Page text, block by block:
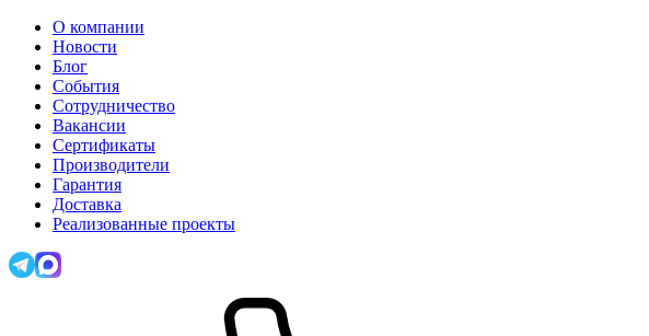
О компании
Новости
Блог
События
Сотрудничество
Вакансии
Сертификаты
Производители
Гарантия
Доставка
Реализованные проекты